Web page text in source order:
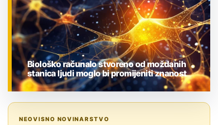
Biološko računalo stvoreno od moždanih
stanica ljudi moglo bi promijeniti znanost
NEOVISNO NOVINARSTVO